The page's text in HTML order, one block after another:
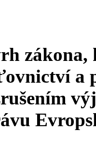
zákona,
a